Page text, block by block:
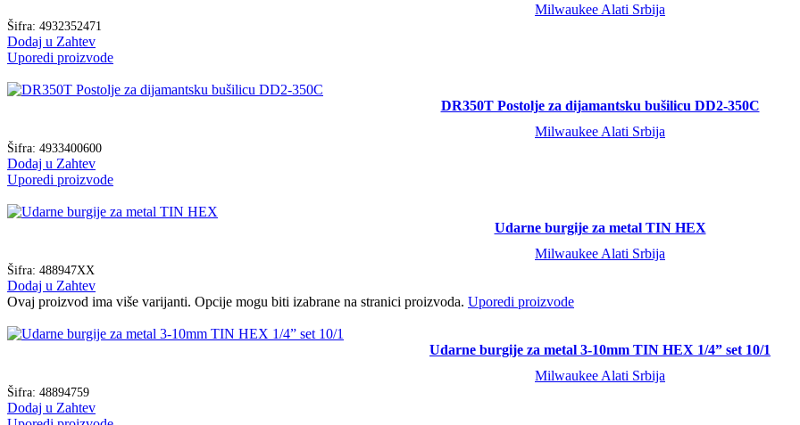
Milwaukee Alati Srbija
Šifra: 4932352471
Dodaj u Zahtev
Uporedi proizvode
DR350T Postolje za dijamantsku bušilicu DD2-350C
Milwaukee Alati Srbija
Šifra: 4933400600
Dodaj u Zahtev
Uporedi proizvode
Udarne burgije za metal TIN HEX
Milwaukee Alati Srbija
Šifra: 488947XX
Dodaj u Zahtev
Ovaj proizvod ima više varijanti. Opcije mogu biti izabrane na stranici proizvoda. Uporedi proizvode
Udarne burgije za metal 3-10mm TIN HEX 1/4” set 10/1
Milwaukee Alati Srbija
Šifra: 48894759
Dodaj u Zahtev